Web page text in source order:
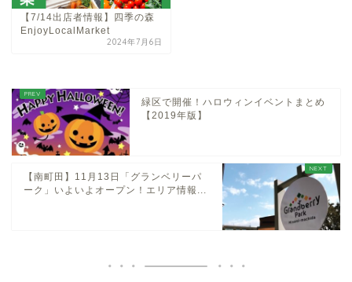
【7/14出店者情報】四季の森
EnjoyLocalMarket
2024年7月6日
緑区で開催！ハロウィンイベントまとめ
【2019年版】
【南町田】11月13日「グランベリーパ
ーク」いよいよオープン！エリア情報...